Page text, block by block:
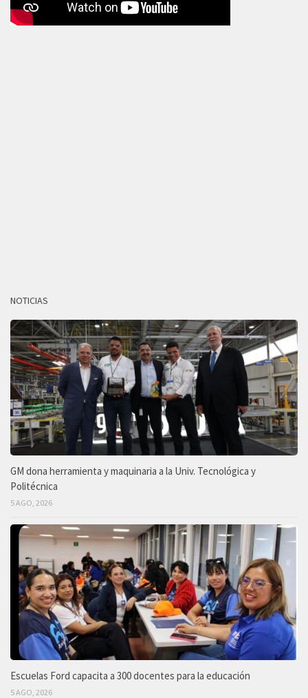
NOTICIAS
GM dona herramienta y maquinaria a la Univ. Tecnológica y
Politécnica
5 AGO, 2026
Escuelas Ford capacita a 300 docentes para la educación
5 AGO, 2026